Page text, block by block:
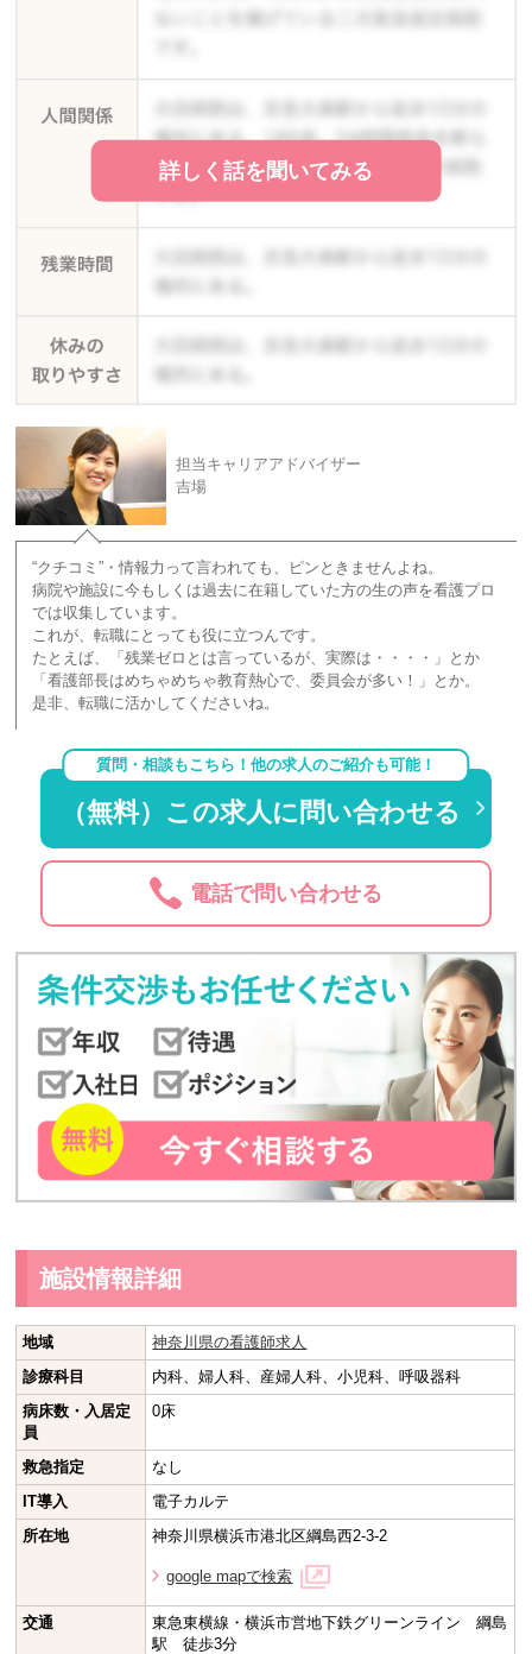
詳しく話を聞いてみる
担当キャリアアドバイザー
吉場
“クチコミ”・情報力って言われても、ピンときませんよね。
病院や施設に今もしくは過去に在籍していた方の生の声を看護プロ
では収集しています。
これが、転職にとっても役に立つんです。
たとえば、「残業ゼロとは言っているが、実際は・・・・」とか
「看護部長はめちゃめちゃ教育熱心で、委員会が多い！」とか。
是非、転職に活かしてくださいね。
質問・相談もこちら！他の求人のご紹介も可能！
（無料）この求人に問い合わせる
電話で問い合わせる
施設情報詳細
地域
神奈川県の看護師求人
診療科目
内科、婦人科、産婦人科、小児科、呼吸器科
病床数・入居定
員
0床
救急指定
なし
IT導入
電子カルテ
所在地
神奈川県横浜市港北区綱島西2-3-2
google mapで検索
交通
東急東横線・横浜市営地下鉄グリーンライン 綱島
駅 徒歩3分